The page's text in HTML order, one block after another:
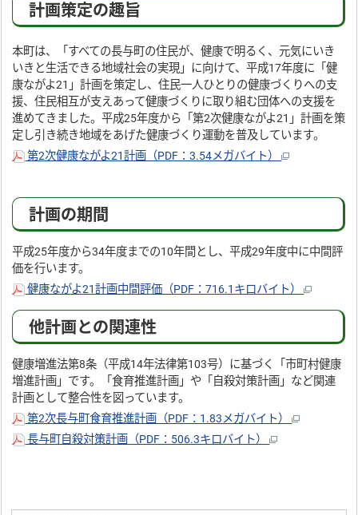
計画策定の趣旨
本町は、「すべての長与町の住民が、健康で明るく、元気にいき
いきと生活できる地域社会の実現」に向けて、平成17年度に「健
康ながよ21」計画を策定し、住民一人ひとりの健康づくりへの支
援、住民相互が支えあって健康づくりに取り組む団体への支援を
進めてきました。平成25年度から「第2次健康ながよ21」計画を策
定し引き続き地域をあげた健康づくり運動を普及しています。
第2次健康ながよ21計画（PDF：3.54メガバイト）
計画の期間
平成25年度から34年度までの10年間とし、平成29年度中に中間評
価を行います。
健康ながよ21計画中間評価（PDF：716.1キロバイト）
他計画との関連性
健康増進法第8条（平成14年法律第103号）に基づく「市町村健康
増進計画」です。「食育推進計画」や「自殺対策計画」など関連
計画として整合性を図っています。
第2次長与町食育推進計画（PDF：1.83メガバイト）
長与町自殺対策計画（PDF：506.3キロバイト）